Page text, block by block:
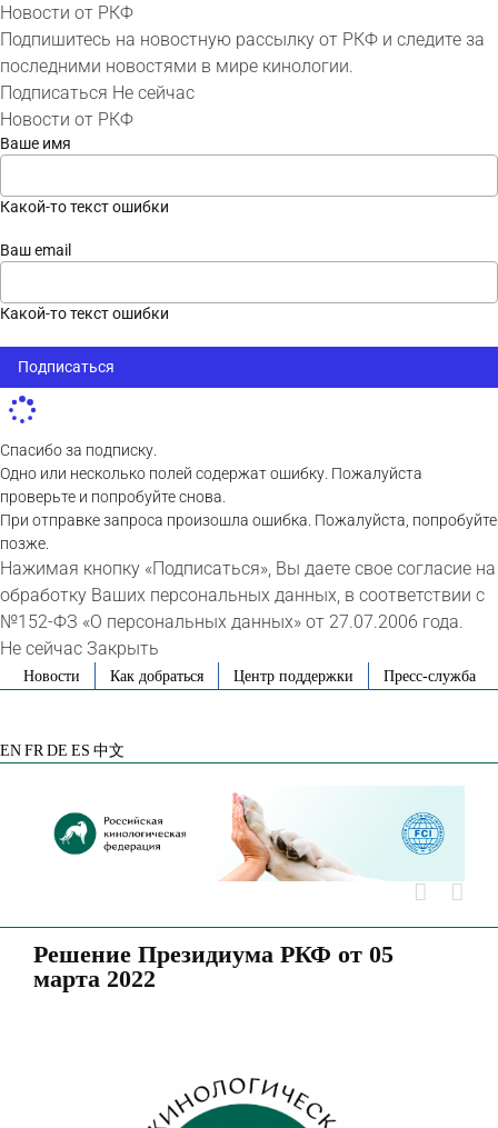
Новости от РКФ
Подпишитесь на новостную рассылку от РКФ и следите за
последними новостями в мире кинологии.
Подписаться Не сейчас
Новости от РКФ
Ваше имя
Какой-то текст ошибки
Ваш email
Какой-то текст ошибки
Подписаться
Спасибо за подписку.
Одно или несколько полей содержат ошибку. Пожалуйста
проверьте и попробуйте снова.
При отправке запроса произошла ошибка. Пожалуйста, попробуйте
позже.
Нажимая кнопку «Подписаться», Вы даете свое согласие на
обработку Ваших персональных данных, в соответствии с
№152-ФЗ «О персональных данных» от 27.07.2006 года.
Не сейчас Закрыть
SkipНовости Как добраться Центр поддержки Пресс-служба
EN FR DE ES 中文
Решение Президиума РКФ от 05
марта 2022